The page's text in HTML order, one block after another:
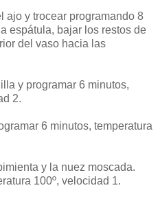
ajo y trocear programando 8
espátula, bajar los restos de
del vaso hacia las
y programar 6 minutos,
2.
6 minutos, temperatura
y la nuez moscada.
100º, velocidad 1.